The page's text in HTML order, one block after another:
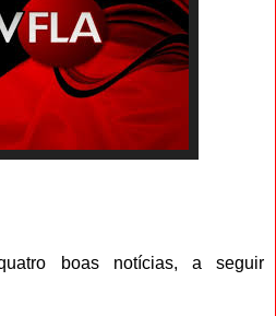
boas notícias, a seguir